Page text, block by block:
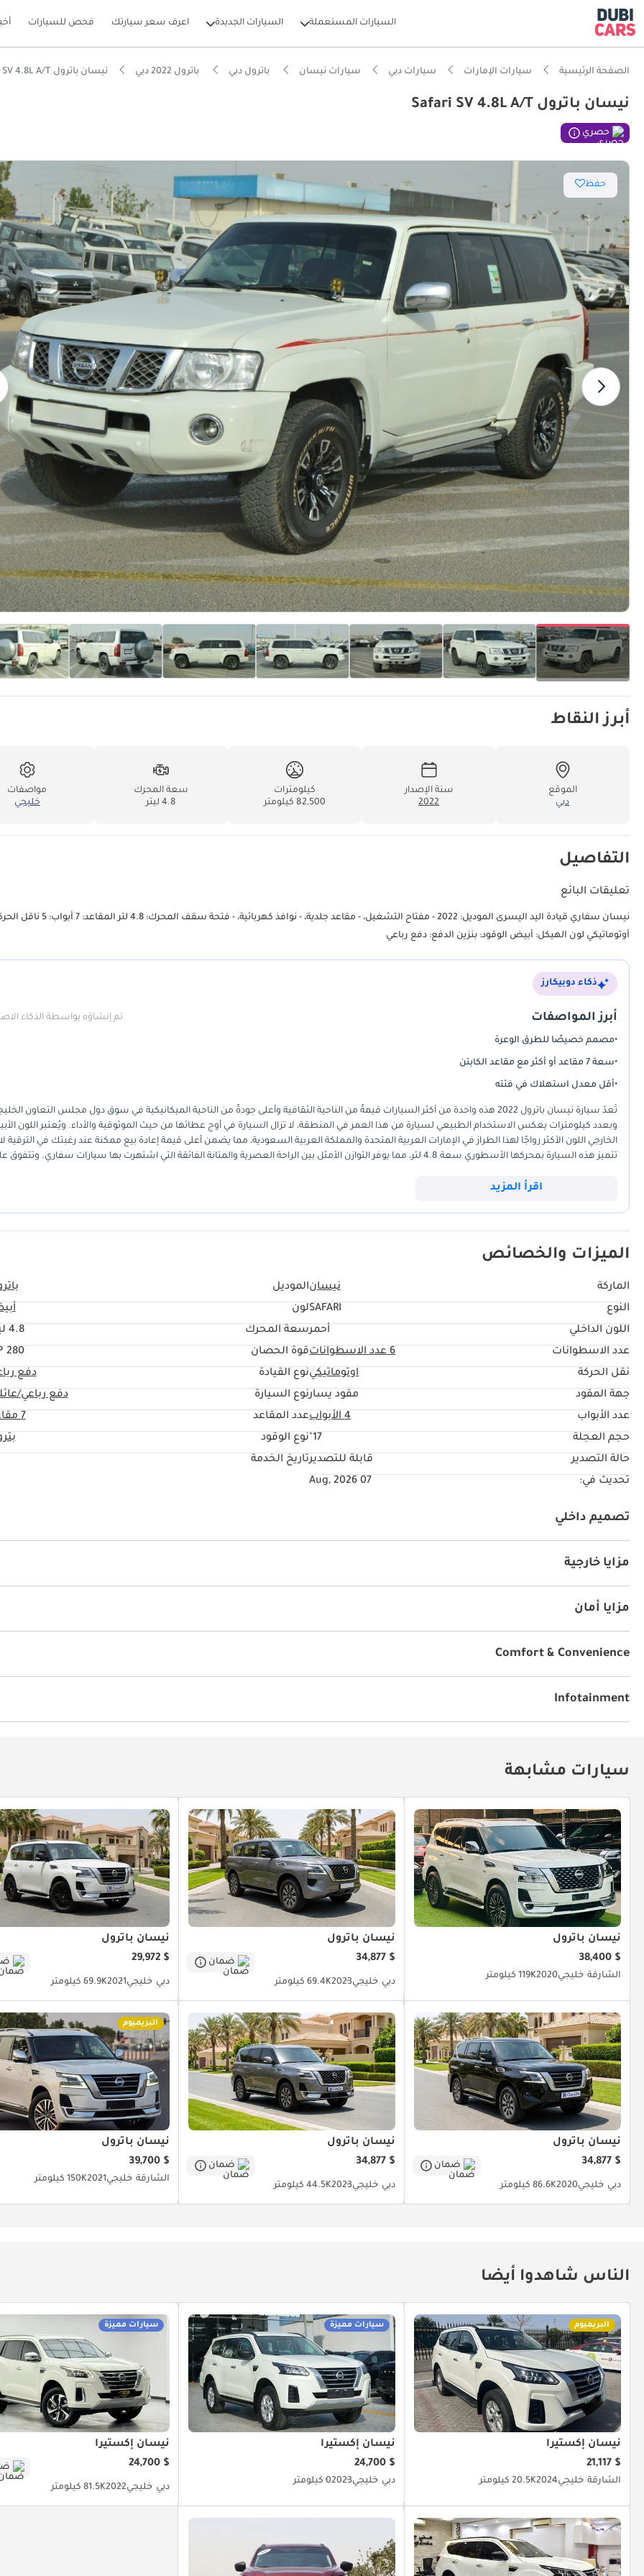
السيارات المستعملة السيارات الجديدة اعرف سعر سيارتك فحص للسيارات
الصفحة الرئيسية سيارات الإمارات سيارات دبي سيارات نيسان باترول دبي باترول 2022 دبي نيسان باترول Safari SV 4.8L A/T
نيسان باترول Safari SV 4.8L A/T
حصري
حفظ
أبرز النقاط
الموقع
دبي
سنة الإصدار
2022
كيلومترات
82,500 كيلومتر
سعة المحرك
4.8 ليتر
مواصفات
خليجي
التفاصيل
تعليقات البائع
نيسان سفاري قيادة اليد اليسرى الموديل: 2022 - مفتاح التشغيل، - مقاعد جلدية، - نوافذ كهربائية، - فتحة سقف المحرك: 4.8
أوتوماتيكي لون الهيكل: أبيض الوقود: بنزين الدفع: دفع رباعي
ذكاء دوبيكارز
أبرز المواصفات تم إنشاؤه بواسطة الذكاء
•مصمم خصيصًا للطرق الوعرة
•سعة 7 مقاعد أو أكثر مع مقاعد الكابتن
•أقل معدل استهلاك في فئته
تُعدّ سيارة نيسان باترول 2022 هذه واحدة من أكثر السيارات قيمةً من الناحية الثقافية وأعلى جودةً من الناحية الميكانيكية في سوق دول مجلس التعاون
وبعدد كيلومترات يعكس الاستخدام الطبيعي لسيارة من هذا العمر في المنطقة، لا تزال السيارة في أوج عطائها من حيث الموثوقية والأداء. ويُعتبر اللون
الخارجي اللون الأكثر رواجًا لهذا الطراز في الإمارات العربية المتحدة والمملكة العربية السعودية، مما يضمن أعلى قيمة إعادة بيع ممكنة عند رغبتك في الترقية
تتميز هذه السيارة بمحركها الأسطوري سعة 4.8 لتر، مما يوفر التوازن الأمثل بين الراحة العصرية والمتانة الفائقة التي اشتهرت بها سيارات سفاري. وتتفوق
للمشتري الذي يبحث عن سيارة موثوقة بسبعة مقاعد، قادرة على التنقل بسلاسة بين مشاوير المدينة وكثبان الصحراء الشاسعة، تُعدّ هذه السيارة خيارًا
اقرأ المزيد
الميزات والخصائص
الماركة نيسانالموديل
النوع
SAFARIلون
اللون الداخلي
أحمرسعة المحرك
4.8 ليتر
عدد الاسطوانات
6عدد الاسطواناتقوة الحصان
280 HP
نقل الحركة
اوتوماتيكينوع القيادة
دفع
جهة المقود
مقود يسارنوع السيارة
دفع رباعي/
عدد الأبواب
4 الأبواب عدد المقاعد
7 مقاعد
حجم العجلة
17" نوع الوقود
حالة التصدير
قابلة للتصديرتاريخ الخدمة
تحديث في:
07 Aug, 2026
تصميم داخلي
مزايا خارجية
مزايا أمان
Comfort & Convenience
Infotainment
سيارات مشابهة
نيسان باترول
$ 38,400
الشارقة خليجي2020119K كيلومتر
نيسان باترول
$ 34,877
ضمان
دبي خليجي202369.4K كيلومتر
نيسان باترول
$ 29,972
دبي خليجي202169.9K كيلومتر
نيسان باترول
$ 34,877
ضمان
دبي خليجي202086.6K كيلومتر
نيسان باترول
$ 34,877
ضمان
دبي خليجي202344.5K كيلومتر
البريميوم
نيسان باترول
$ 39,700
الشارقة خليجي2021150K كيلومتر
الناس شاهدوا أيضا
البريميوم
نيسان إكستيرا
$ 21,117
الشارقة خليجي202420.5K كيلومتر
سيارات مميزة
نيسان إكستيرا
$ 24,700
دبي خليجي20230 كيلومتر
سيارات مميزة
نيسان إكستيرا
$ 24,700
دبي خليجي202281.5K كيلومتر
مصمم خصيصًا للطرق الوعرة
سعة 7 مقاعد أو أكثر مع مقاعد الكابتن